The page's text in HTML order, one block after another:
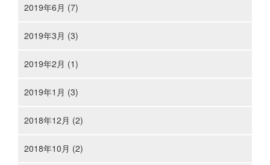
2019年6月 (7)
2019年3月 (3)
2019年2月 (1)
2019年1月 (3)
2018年12月 (2)
2018年10月 (2)